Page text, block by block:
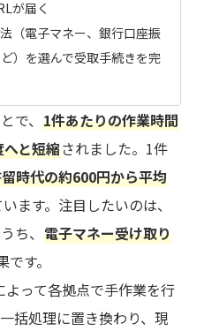
が届く
（電子マネー、銀行口座振
）を選んで受取手続きを完
で、1件あたりの作業時間
と短縮されました。1件
時代の約600円から平均
ます。注目したいのは、
ち、電子マネー受け取り
す。
って各拠点で手作業を行
括処理に置き換わり、現